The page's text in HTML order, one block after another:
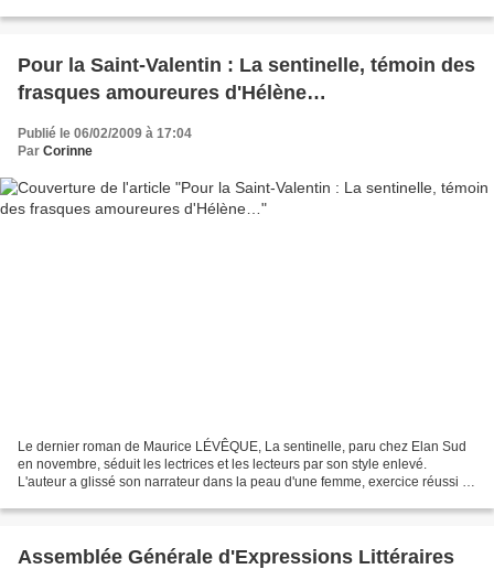
Pour la Saint-Valentin : La sentinelle, témoin des
frasques amoureures d'Hélène…
Publié le 06/02/2009 à 17:04
Par Corinne
Le dernier roman de Maurice LÉVÊQUE, La sentinelle, paru chez Elan Sud
en novembre, séduit les lectrices et les lecteurs par son style enlevé.
L'auteur a glissé son narrateur dans la peau d'une femme, exercice réussi à
Assemblée Générale d'Expressions Littéraires